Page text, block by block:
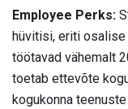
Employee Perks:
hüvitisi, eriti
töötavad vähemalt
toetab ettevõte
kogukonna